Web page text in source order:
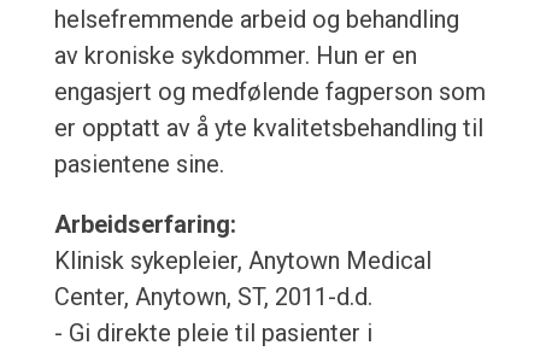
helsefremmende arbeid og behandling
av kroniske sykdommer. Hun er en
engasjert og medfølende fagperson som
er opptatt av å yte kvalitetsbehandling til
pasientene sine.
Arbeidserfaring:
Klinisk sykepleier, Anytown Medical
Center, Anytown, ST, 2011-d.d.
- Gi direkte pleie til pasienter i